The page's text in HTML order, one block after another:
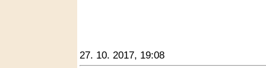
27. 10. 2017, 19:08